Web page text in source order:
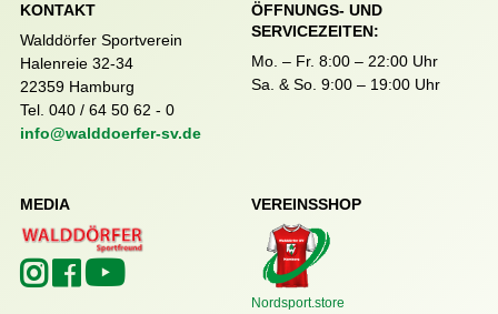
KONTAKT
Walddörfer Sportverein
Halenreie 32-34
22359 Hamburg
Tel. 040 / 64 50 62 - 0
info@walddoerfer-sv.de
ÖFFNUNGS- UND
SERVICEZEITEN:
Mo. – Fr. 8:00 – 22:00 Uhr
Sa. & So. 9:00 – 19:00 Uhr
MEDIA VEREINSSHOP
Nordsport.store